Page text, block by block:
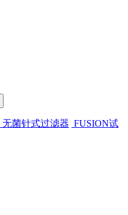
无菌针式过滤器 FUSION试